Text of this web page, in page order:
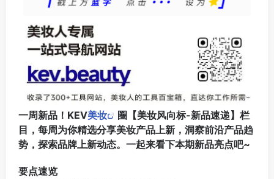
​一周新品！KEV美妆
圈【美妆风向标-新品速递】栏
目，每周为你精选分享美妆产品上新，洞察前沿产品趋
势，探索品牌上新动态。一起来看下本期新品亮点吧~
要点速览